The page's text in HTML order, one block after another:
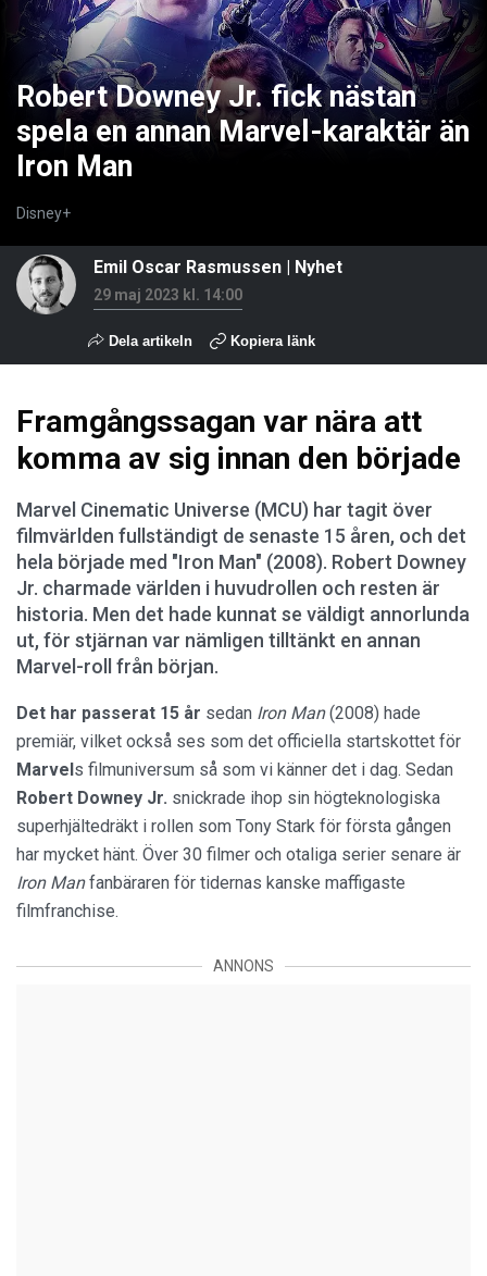
Robert Downey Jr. fick nästan
spela en annan Marvel-karaktär än
Iron Man
Disney+
Emil Oscar Rasmussen Nyhet
29 maj 2023 kl. 14:00
Dela artikeln Kopiera länk
Framgångssagan var nära att
komma av sig innan den började
Marvel Cinematic Universe (MCU) har tagit över
filmvärlden fullständigt de senaste 15 åren, och det
hela började med "Iron Man" (2008). Robert Downey
Jr. charmade världen i huvudrollen och resten är
historia. Men det hade kunnat se väldigt annorlunda
ut, för stjärnan var nämligen tilltänkt en annan
Marvel-roll från början.
Det har passerat 15 år sedan Iron Man(2008) hade
premiär, vilket också ses som det officiella startskottet för
Marvel s filmuniversum så som vi känner det i dag. Sedan
Robert Downey Jr. snickrade ihop sin högteknologiska
superhjältedräkt i rollen som Tony Stark för första gången
har mycket hänt. Över 30 filmer och otaliga serier senare är
Iron Manfanbäraren för tidernas kanske maffigaste
filmfranchise.
ANNONS